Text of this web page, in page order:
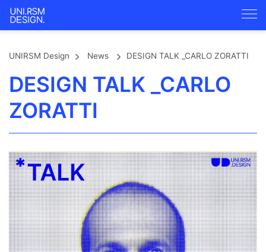
UNIRSM Design News DESIGN TALK _CARLO ZORATTI
DESIGN TALK _CARLO
ZORATTI